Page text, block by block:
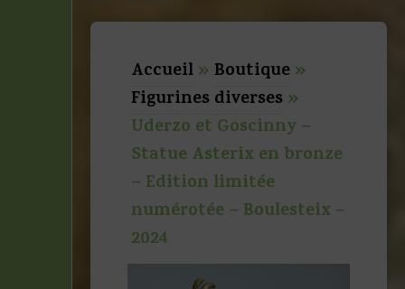
Accueil»Boutique»
Figurines diverses»
Uderzo et Goscinny –
Statue Asterix en bronze
– Edition limitée
numérotée – Boulesteix –
2024